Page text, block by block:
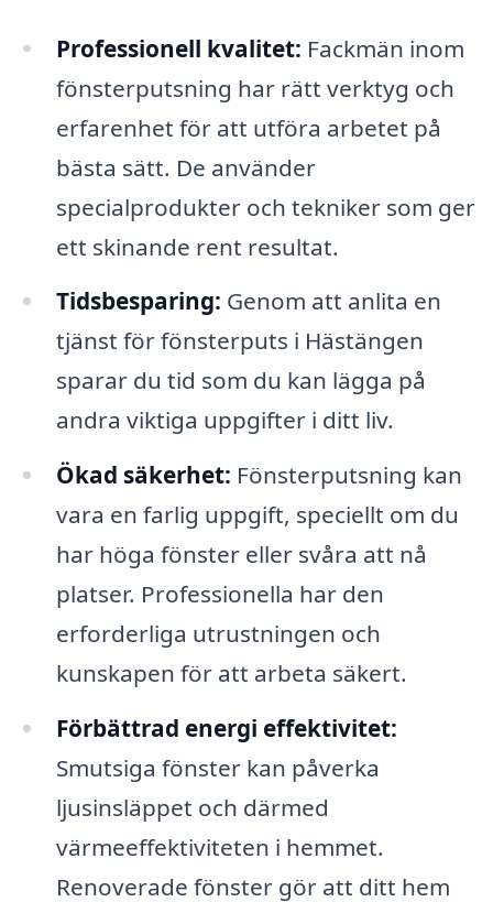
Professionell kvalitet: Fackmän inom
fönsterputsning har rätt verktyg och
erfarenhet för att utföra arbetet på
bästa sätt. De använder
specialprodukter och tekniker som ger
ett skinande rent resultat.
Tidsbesparing: Genom att anlita en
tjänst för fönsterputs i Hästängen
sparar du tid som du kan lägga på
andra viktiga uppgifter i ditt liv.
Ökad säkerhet: Fönsterputsning kan
vara en farlig uppgift, speciellt om du
har höga fönster eller svåra att nå
platser. Professionella har den
erforderliga utrustningen och
kunskapen för att arbeta säkert.
Förbättrad energi effektivitet:
Smutsiga fönster kan påverka
ljusinsläppet och därmed
värmeeffektiviteten i hemmet.
Renoverade fönster gör att ditt hem